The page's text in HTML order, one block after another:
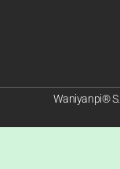
Waniyanpi®